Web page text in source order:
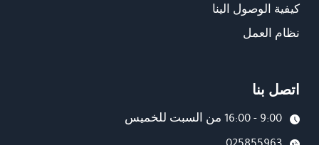
كيفية الوصول الينا
نظام العمل
اتصل بنا
9:00 - 16:00 من السبت للخميس